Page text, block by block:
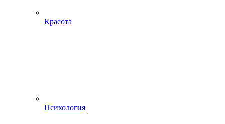
Красота
Психология